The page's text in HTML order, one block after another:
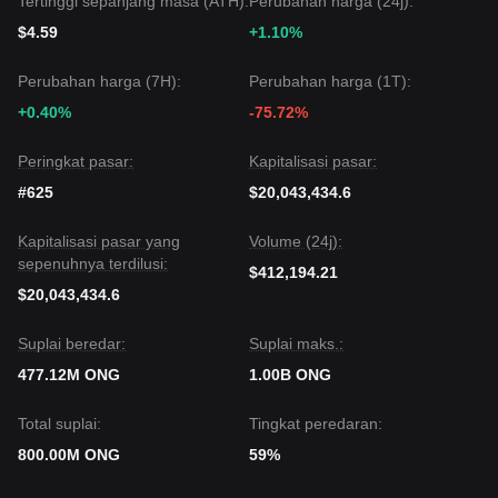
diharapkan tetap bullish atau range-bound dengan bias
naik
$4.59
+1.10%
Perubahan harga (7H):
+0.40%
Perubahan harga (1T):
-75.72%
Peringkat pasar:
#625
Kapitalisasi pasar:
$20,043,434.6
Kapitalisasi pasar yang
sepenuhnya terdilusi:
$20,043,434.6
Volume (24j):
$412,194.21
Suplai beredar:
477.12M ONG
Suplai maks.:
1.00B ONG
Total suplai:
800.00M ONG
Tingkat peredaran:
59%